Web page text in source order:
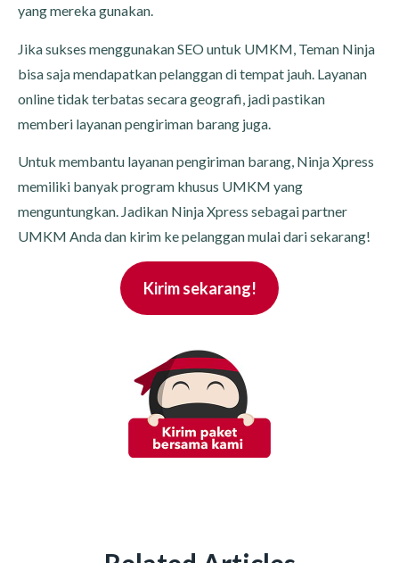
yang mereka gunakan.
Jika sukses menggunakan SEO untuk UMKM, Teman Ninja
bisa saja mendapatkan pelanggan di tempat jauh. Layanan
online tidak terbatas secara geografi, jadi pastikan
memberi layanan pengiriman barang juga.
Untuk membantu layanan pengiriman barang, Ninja Xpress
memiliki banyak program khusus UMKM yang
menguntungkan. Jadikan Ninja Xpress sebagai partner
UMKM Anda dan kirim ke pelanggan mulai dari sekarang!
Kirim sekarang!